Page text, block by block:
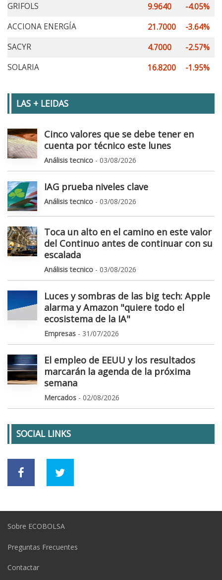
GRIFOLS
9.9640
-4.05%
ACCIONA ENERGÍA
21.7000
-3.64%
SACYR
4.7000
-2.57%
SOLARIA
16.8200 -1.95%
LAS + LEIDAS
Cinco valores que se debe tener en
cuenta por técnico este lunes
Análisis tecnico - 03/08/2026
IAG prueba niveles clave
Análisis tecnico - 03/08/2026
Toca un alto en el camino en este valor
del Continuo antes de continuar con su
escalada
Análisis tecnico - 03/08/2026
Luces y sombras de las big tech: Apple
alarma y Amazon "quiere todo el
ecosistema de la IA"
Empresas - 31/07/2026
El empleo de EEUU y los resultados
marcarán la agenda de la próxima
semana
Mercados - 02/08/2026
SOCIAL LINKS
Sobre ECOBOLSA
Preguntas Frecuentes
Contactar